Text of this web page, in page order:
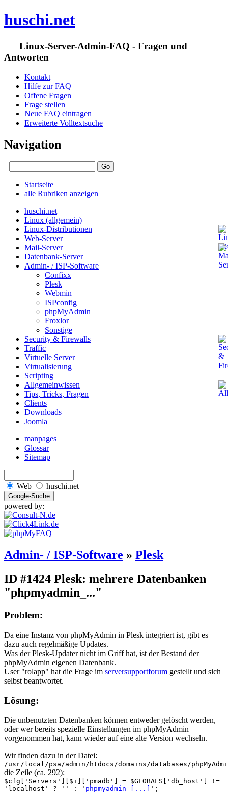
huschi.net
Linux-Server-Admin-FAQ - Fragen und
Antworten
Kontakt
Hilfe zur FAQ
Offene Fragen
Frage stellen
Neue FAQ eintragen
Erweiterte Volltextsuche
Navigation
Startseite
alle Rubriken anzeigen
huschi.net
Linux (allgemein)
Linux-Distributionen
Web-Server
Mail-Server
Datenbank-Server
Admin- / ISP-Software
Confixx
Plesk
Webmin
ISPconfig
phpMyAdmin
Froxlor
Sonstige
Security & Firewalls
Traffic
Virtuelle Server
Virtualisierung
Scripting
Allgemeinwissen
Tips, Tricks, Fragen
Clients
Downloads
Joomla
manpages
Glossar
Sitemap
Web huschi.net
powered by:
Admin- / ISP-Software » Plesk
ID #1424 Plesk: mehrere Datenbanken
"phpmyadmin_..."
Problem:
Da eine Instanz von phpMyAdmin in Plesk integriert ist, gibt es
dazu auch regelmäßige Updates.
Was der Plesk-Updater nicht im Griff hat, ist der Bestand der
phpMyAdmin eigenen Datenbank.
User "rolapp" hat die Frage im serversupportforum gestellt und sich
selbst beantwortet.
Lösung:
Die unbenutzten Datenbanken können entweder gelöscht werden,
oder wer bereits spezielle Einstellungen im phpMyAdmin
vorgenommen hat, kann wieder auf eine alte Version wechseln.
Wir finden dazu in der Datei:
/usr/local/psa/admin/htdocs/domains/databases/
die Zeile (ca. 292):
$cfg['Servers'][$i]['pmadb'] = $GLOBALS['db_host'] !=
'localhost' ? '' : ' phpmyadmin_[...] ';